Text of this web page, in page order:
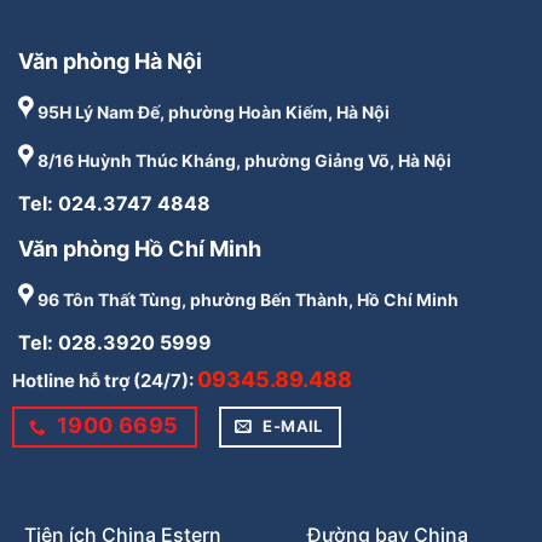
Văn phòng Hà Nội
95H Lý Nam Đế, phường Hoàn Kiếm, Hà Nội
8/16 Huỳnh Thúc Kháng, phường Giảng Võ, Hà Nội
Tel: 024.3747 4848
Văn phòng Hồ Chí Minh
96 Tôn Thất Tùng, phường Bến Thành, Hồ Chí Minh
Tel: 028.3920 5999
Hotline hỗ trợ (24/7): 09345.89.488
1900 6695
E-MAIL
Tiện ích China Estern Đường bay China